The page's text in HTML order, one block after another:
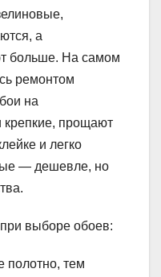
а
больше. На самом
ремонтом
на
прощают
и легко
— дешевле, но
выборе обоев:
полотно, тем